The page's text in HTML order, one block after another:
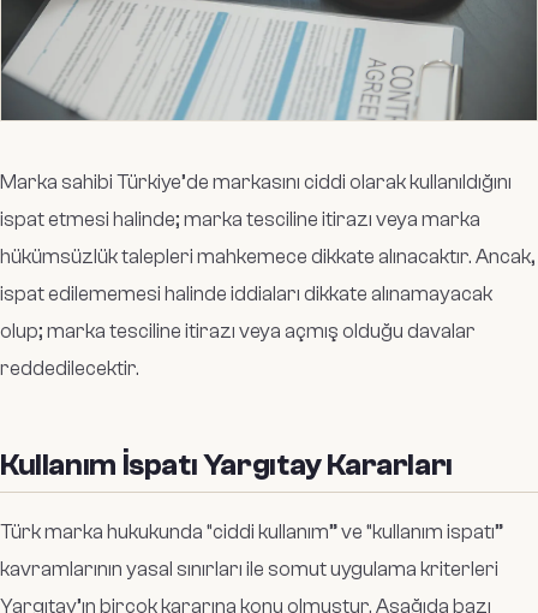
Marka sahibi Türkiye’de markasını ciddi olarak kullanıldığını
ispat etmesi halinde; marka tesciline itirazı veya marka
hükümsüzlük talepleri mahkemece dikkate alınacaktır. Ancak,
ispat edilememesi halinde iddiaları dikkate alınamayacak
olup; marka tesciline itirazı veya açmış olduğu davalar
reddedilecektir.
Kullanım İspatı Yargıtay Kararları
Türk marka hukukunda “ciddi kullanım” ve “kullanım ispatı”
kavramlarının yasal sınırları ile somut uygulama kriterleri
Yargıtay’ın birçok kararına konu olmuştur. Aşağıda bazı